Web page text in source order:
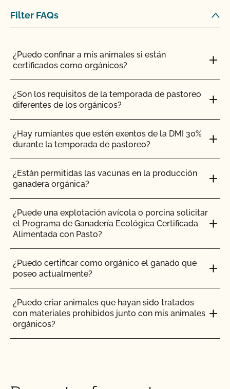
transformación?
sobre cómo mantener su Plan de Sistema
Orgánico en nuestros sistemas!
¿Tengo que comunicar todos mis insumos al
CCOF?
¿Ofrece el CCOF un programa de certificación
acelerada?
¿La certificación orgánica de CCOF garantiza el
acceso al mercado internacional?
¿Realiza el CCOF pruebas de residuos de
plaguicidas y OMG?
¿No OMG significa sin OMG?
Filter FAQs
¿Puedo confinar a mis animales si están
certificados como orgánicos?
¿Son los requisitos de la temporada de pastoreo
diferentes de los orgánicos?
¿Hay rumiantes que estén exentos de la DMI 30%
durante la temporada de pastoreo?
¿Están permitidas las vacunas en la producción
ganadera orgánica?
¿Puede una explotación avícola o porcina solicitar
el Programa de Ganadería Ecológica Certificada
Alimentada con Pasto?
¿Puedo certificar como orgánico el ganado que
poseo actualmente?
¿Puedo criar animales que hayan sido tratados
con materiales prohibidos junto con mis animales
orgánicos?